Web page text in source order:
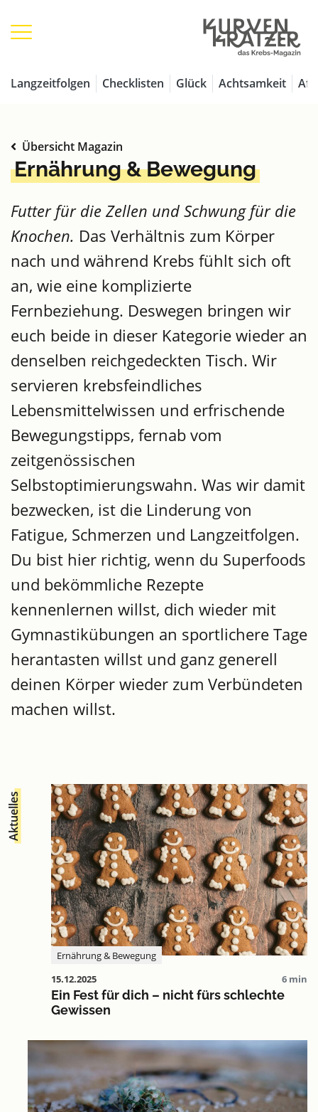
Langzeitfolgen Checklisten Glück Achtsamkeit
Übersicht Magazin
Ernährung & Bewegung
Futter für die Zellen und Schwung für die
Knochen. Das Verhältnis zum Körper
nach und während Krebs fühlt sich oft
an, wie eine komplizierte
Fernbeziehung. Deswegen bringen wir
euch beide in dieser Kategorie wieder an
denselben reichgedeckten Tisch. Wir
servieren krebsfeindliches
Lebensmittelwissen und erfrischende
Bewegungstipps, fernab vom
zeitgenössischen
Selbstoptimierungswahn. Was wir damit
bezwecken, ist die Linderung von
Fatigue, Schmerzen und Langzeitfolgen.
Du bist hier richtig, wenn du Superfoods
und bekömmliche Rezepte
kennenlernen willst, dich wieder mit
Gymnastikübungen an sportlichere Tage
herantasten willst und ganz generell
deinen Körper wieder zum Verbündeten
machen willst.
Aktuelles
Ernährung & Bewegung
15.12.2025
6 min
Ein Fest für dich – nicht fürs schlechte
Gewissen